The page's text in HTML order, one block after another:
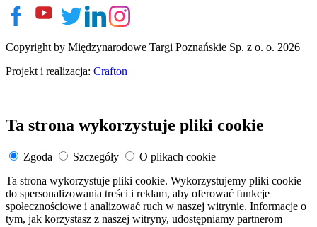
Copyright by Międzynarodowe Targi Poznańskie Sp. z o. o. 2026
Projekt i realizacja: Crafton
Ta strona wykorzystuje pliki cookie
Zgoda Szczegóły
O plikach cookie
Ta strona wykorzystuje pliki cookie. Wykorzystujemy pliki cookie
do spersonalizowania treści i reklam, aby oferować funkcje
społecznościowe i analizować ruch w naszej witrynie. Informacje o
tym, jak korzystasz z naszej witryny, udostępniamy partnerom